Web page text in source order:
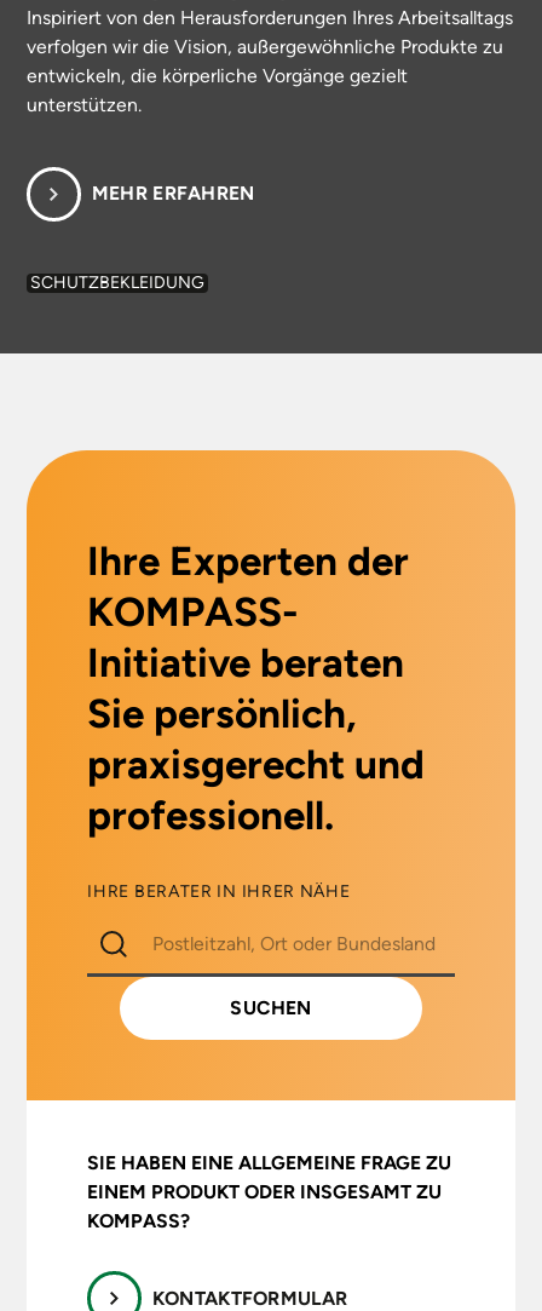
Inspiriert von den Herausforderungen Ihres Arbeitsalltags
verfolgen wir die Vision, außergewöhnliche Produkte zu
entwickeln, die körperliche Vorgänge gezielt
unterstützen.
MEHR ERFAHREN
SCHUTZBEKLEIDUNG
Ihre Experten der
KOMPASS-
Initiative beraten
Sie persönlich,
praxisgerecht und
professionell.
IHRE BERATER IN IHRER NÄHE
SIE HABEN EINE ALLGEMEINE FRAGE ZU
EINEM PRODUKT ODER INSGESAMT ZU
KOMPASS?
KONTAKTFORMULAR